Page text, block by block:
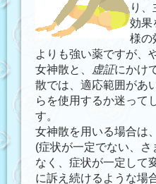
り
効果
様の
よりも強い薬ですが、
女神散と、
虚証にかけ
散では、適応範囲があ
らを使用するか迷って
す。
女神散を用いる場合は
(症状が一定でない、
なく、症状が一定して
に訴え続けるような場